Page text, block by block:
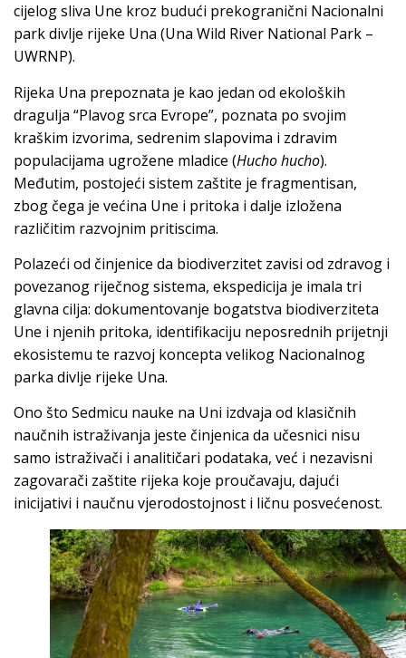
cijelog sliva Une kroz budući prekogranični Nacionalni
park divlje rijeke Una (Una Wild River National Park –
UWRNP).
Rijeka Una prepoznata je kao jedan od ekoloških
dragulja “Plavog srca Evrope”, poznata po svojim
kraškim izvorima, sedrenim slapovima i zdravim
populacijama ugrožene mladice (Hucho hucho).
Međutim, postojeći sistem zaštite je fragmentisan,
zbog čega je većina Une i pritoka i dalje izložena
različitim razvojnim pritiscima.
Polazeći od činjenice da biodiverzitet zavisi od zdravog i
povezanog riječnog sistema, ekspedicija je imala tri
glavna cilja: dokumentovanje bogatstva biodiverziteta
Une i njenih pritoka, identifikaciju neposrednih prijetnji
ekosistemu te razvoj koncepta velikog Nacionalnog
parka divlje rijeke Una.
Ono što Sedmicu nauke na Uni izdvaja od klasičnih
naučnih istraživanja jeste činjenica da učesnici nisu
samo istraživači i analitičari podataka, već i nezavisni
zagovarači zaštite rijeka koje proučavaju, dajući
inicijativi i naučnu vjerodostojnost i ličnu posvećenost.